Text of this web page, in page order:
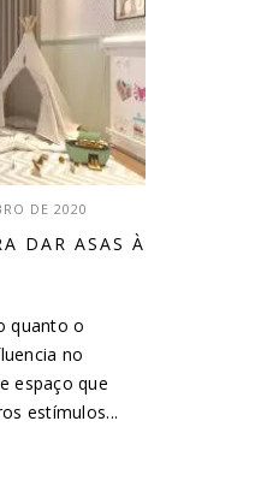
DE 2020
DAR ASAS À
quanto o
no
espaço que
estímulos...